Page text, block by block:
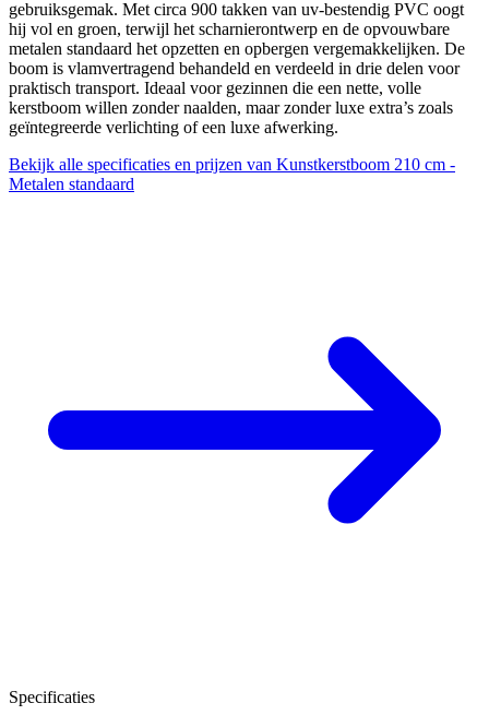
gebruiksgemak. Met circa 900 takken van uv-bestendig PVC oogt
hij vol en groen, terwijl het scharnierontwerp en de opvouwbare
metalen standaard het opzetten en opbergen vergemakkelijken. De
boom is vlamvertragend behandeld en verdeeld in drie delen voor
praktisch transport. Ideaal voor gezinnen die een nette, volle
kerstboom willen zonder naalden, maar zonder luxe extra’s zoals
geïntegreerde verlichting of een luxe afwerking.
Bekijk alle specificaties en prijzen van Kunstkerstboom 210 cm -
Metalen standaard
Specificaties